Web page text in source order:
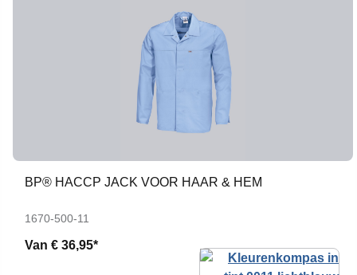
BP® HACCP JACK VOOR HAAR & HEM
1670-500-11
Van € 36,95*